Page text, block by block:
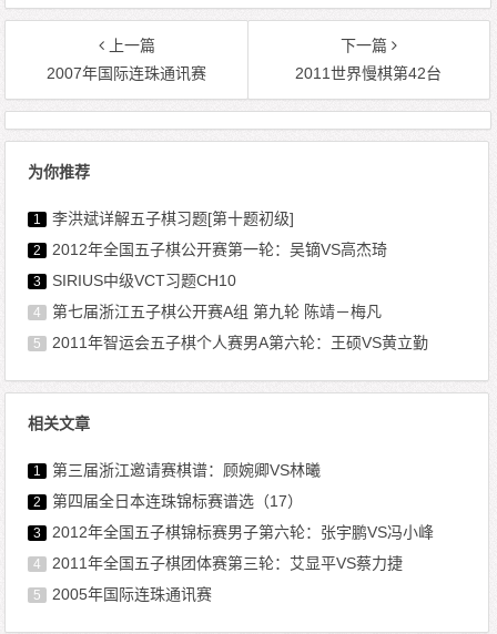
上一篇
2007年国际连珠通讯赛
下一篇
2011世界慢棋第42台
为你推荐
1 李洪斌详解五子棋习题[第十题初级]
2 2012年全国五子棋公开赛第一轮：吴镝VS高杰琦
3 SIRIUS中级VCT习题CH10
4 第七届浙江五子棋公开赛A组 第九轮 陈靖－梅凡
5 2011年智运会五子棋个人赛男A第六轮：王硕VS黄立勤
相关文章
1 第三届浙江邀请赛棋谱：顾婉卿VS林曦
2 第四届全日本连珠锦标赛谱选（17）
3 2012年全国五子棋锦标赛男子第六轮：张宇鹏VS冯小峰
4 2011年全国五子棋团体赛第三轮：艾显平VS蔡力捷
5 2005年国际连珠通讯赛